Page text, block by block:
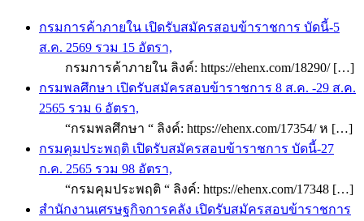
กรมการค้าภายใน เปิดรับสมัครสอบข้าราชการ บัดนี้-5
ส.ค. 2569 รวม 15 อัตรา,
กรมการค้าภายใน ลิงค์: https://ehenx.com/18290/ […]
กรมพลศึกษา เปิดรับสมัครสอบข้าราชการ 8 ส.ค. -29 ส.ค.
2565 รวม 6 อัตรา,
“กรมพลศึกษา “ ลิงค์: https://ehenx.com/17354/ ห […]
กรมคุมประพฤติ เปิดรับสมัครสอบข้าราชการ บัดนี้-27
ก.ค. 2565 รวม 98 อัตรา,
“กรมคุมประพฤติ “ ลิงค์: https://ehenx.com/17348 […]
สำนักงานเศรษฐกิจการคลัง เปิดรับสมัครสอบข้าราชการ